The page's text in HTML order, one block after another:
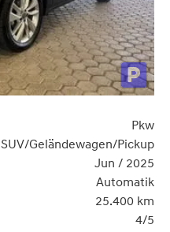
Pkw
SUV/Geländewagen/Pickup
Jun / 2025
Automatik
25.400 km
4/5